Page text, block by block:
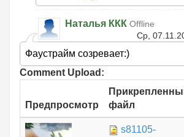
Наталья ККК Offline
Ср,
Фаустрайм созревает:)
Comment Upload:
Предпросмотр
файл
s81105-